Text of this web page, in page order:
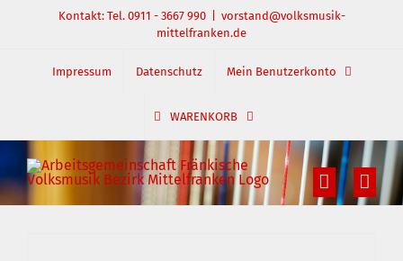
springen
Kontakt: Tel. 0911 - 3667 990
vorstand@volksmusik-
mittelfranken.de
Impressum Datenschutz Mein Benutzerkonto
WARENKORB